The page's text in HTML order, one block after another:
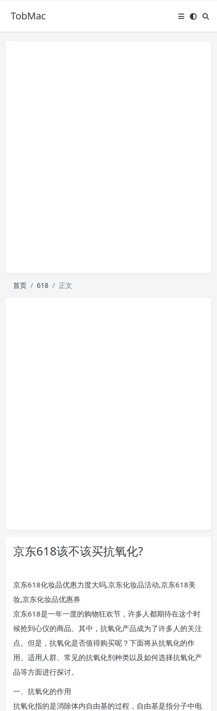
TobMac
首页 618 正文
京东618该不该买抗氧化?
京东618化妆品优惠力度大吗,京东化妆品活动,京东618美
妆,京东化妆品优惠券
京东618是一年一度的购物狂欢节，许多人都期待在这个时
候抢到心仪的商品。其中，抗氧化产品成为了许多人的关注
点。但是，抗氧化是否值得购买呢？下面将从抗氧化的作
用、适用人群、常见的抗氧化剂种类以及如何选择抗氧化产
品等方面进行探讨。
一、抗氧化的作用
抗氧化指的是消除体内自由基的过程，自由基是指分子中电